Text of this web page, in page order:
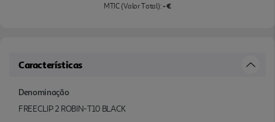
MTIC (Valor Total):- €
Características
Denominação
FREECLIP 2 ROBIN-T10 BLACK